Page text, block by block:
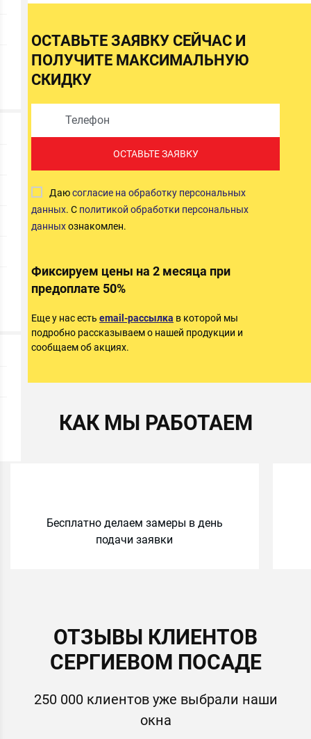
ОСТАВЬТЕ ЗАЯВКУ СЕЙЧАС И
ПОЛУЧИТЕ МАКСИМАЛЬНУЮ
СКИДКУ
ОСТАВЬТЕ ЗАЯВКУ
Даюсогласие на обработку персональных
данных. С политикой обработки персональных
данныхознакомлен.
Фиксируем цены на 2 месяца при
предоплате 50%
Еще у нас есть email-рассылка в которой мы
подробно рассказываем о нашей продукции и
сообщаем об акциях.
КАК МЫ РАБОТАЕМ
Бесплатно делаем замеры в день
подачи заявки
ОТЗЫВЫ КЛИЕНТОВ
СЕРГИЕВОМ ПОСАДЕ
250 000 клиентов уже выбрали наши
окна